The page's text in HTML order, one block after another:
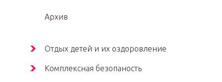
Архив
Отдых детей и их оздоровление
Комплексная безопаность